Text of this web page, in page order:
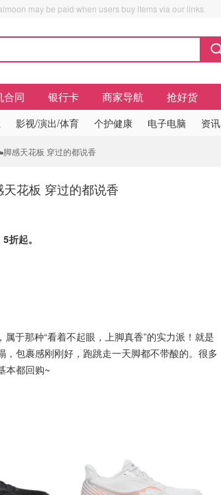
may be paid when users buy items via our links.
合同 银行卡 商家导航 抢好货
影视/演出/体育 个护健康 电子电脑 资讯
感天花板 穿过的都说香
花板 穿过的都说香
5折起。
于那种“看着不起眼，上脚真香”的实力派！就是
，包裹感刚刚好，跑跳走一天脚都不带酸的。很多
本都回购~